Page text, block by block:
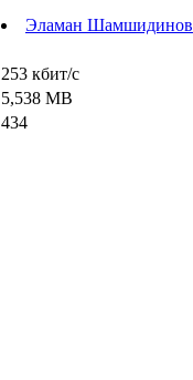
Эламан Шамшидинов
253 кбит/с
5,538 MB
434